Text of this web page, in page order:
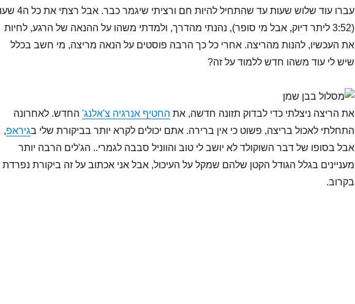
עברו עוד שלוש שעות עד שהתחיל להיות חם ורציתי
(3:52 ליתר דיוק, אבל מי סופר), נהנתי מהדרך, ולמדתי משהו על ההנאה של הרגע, לחיות
את העכשיו, להנות מהריצה. אחרי כל כך הרבה פוסטים על הנאה מריצה, מי חשב בכלל
שיש לי עוד משהו חדש ללמוד על זה?
את הריצה ניצלתי כדי לבדוק תזונה חדשה, את החטיף אנרגיה צ'אלנג'החדש. לאחרונה
התחלתי לאכול בריצה, פשוט כי אין ברירה. אתם יכולים לקרא יותר בביקורת שלי בגיראפ,
אבל בסופו של דבר השוקולד לא יושב לי טוב והווניל סבבה לגמרי.. הג'לים הרבה יותר
מעניינים בגלל הגודל הקטן שלהם שמקל על העיכול, אבל אני אכתוב על זה ביקורת נפרדת
בקרוב.